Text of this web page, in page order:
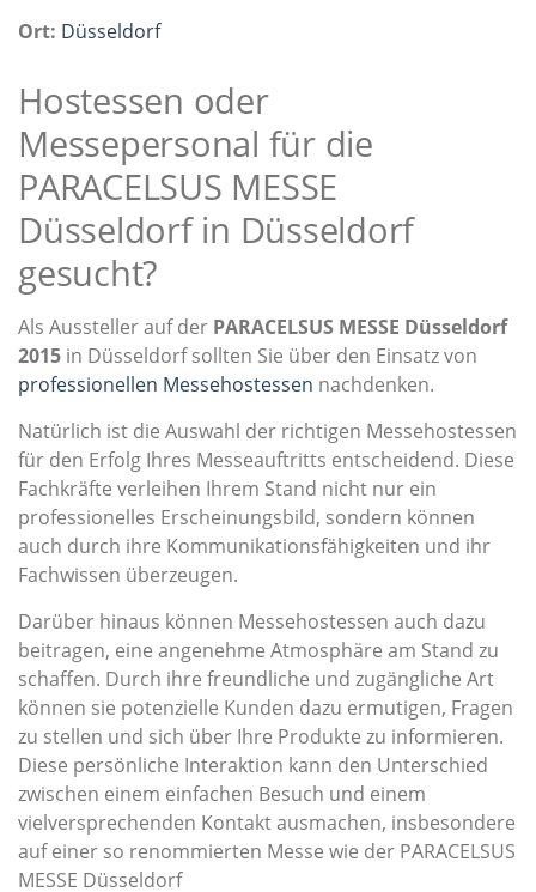
Ort: Düsseldorf
Hostessen oder
Messepersonal für die
PARACELSUS MESSE
Düsseldorf in Düsseldorf
gesucht?
Als Aussteller auf der PARACELSUS MESSE Düsseldorf
2015 in Düsseldorf sollten Sie über den Einsatz von
professionellen Messehostessen nachdenken.
Natürlich ist die Auswahl der richtigen Messehostessen
für den Erfolg Ihres Messeauftritts entscheidend. Diese
Fachkräfte verleihen Ihrem Stand nicht nur ein
professionelles Erscheinungsbild, sondern können
auch durch ihre Kommunikationsfähigkeiten und ihr
Fachwissen überzeugen.
Darüber hinaus können Messehostessen auch dazu
beitragen, eine angenehme Atmosphäre am Stand zu
schaffen. Durch ihre freundliche und zugängliche Art
können sie potenzielle Kunden dazu ermutigen, Fragen
zu stellen und sich über Ihre Produkte zu informieren.
Diese persönliche Interaktion kann den Unterschied
zwischen einem einfachen Besuch und einem
vielversprechenden Kontakt ausmachen, insbesondere
auf einer so renommierten Messe wie der PARACELSUS
MESSE Düsseldorf